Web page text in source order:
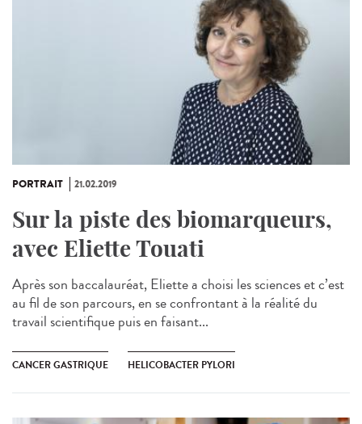
PORTRAIT 21.02.2019
Sur la piste des biomarqueurs,
avec Eliette Touati
Après son baccalauréat, Eliette a choisi les sciences et c’est
au fil de son parcours, en se confrontant à la réalité du
travail scientifique puis en faisant...
CANCER GASTRIQUE HELICOBACTER PYLORI